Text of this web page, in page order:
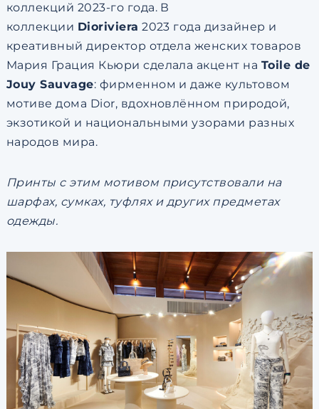
коллекций 2023-го года. В
коллекции Dioriviera 2023 года дизайнер и
креативный директор отдела женских товаров
Мария Грация Кьюри сделала акцент на Toile de
Jouy Sauvage: фирменном и даже культовом
мотиве дома Dior, вдохновлённом природой,
экзотикой и национальными узорами разных
народов мира.
Принты с этим мотивом присутствовали на
шарфах, сумках, туфлях и других предметах
одежды.